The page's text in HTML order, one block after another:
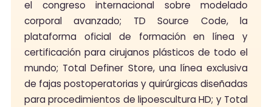
el congreso internacional sobre modelado
corporal avanzado; TD Source Code, la
plataforma oficial de formación en línea y
certificación para cirujanos plásticos de todo el
mundo; Total Definer Store, una línea exclusiva
de fajas postoperatorias y quirúrgicas diseñadas
para procedimientos de lipoescultura HD; y Total